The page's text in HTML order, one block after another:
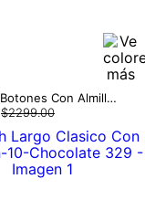
Gaban 4 Botones Con Almilla Sobrepuesta
$2299.00